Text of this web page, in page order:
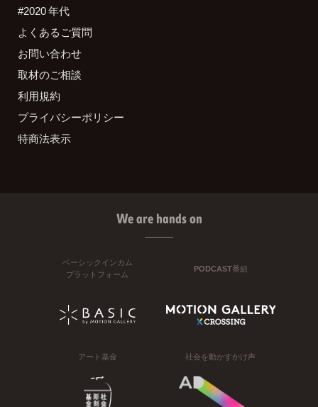
#2020 年代
よくあるご質問
お問い合わせ
取材のご相談
利用規約
プライバシーポリシー
特商法表示
We are hands on
ベーシックインカム
プラットフォーム
PODCAST番組
アート基金 社会を動かすかけ声